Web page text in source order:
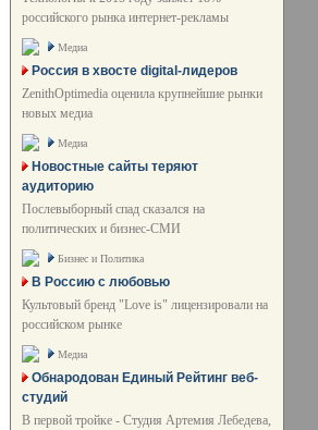
российского рынка интернет-рекламы
Медиа
Россия в хвосте digital-лидеров
ZenithOptimedia оценила крупнейшие рынки
новых медиа
Медиа
Новостные сайты теряют
аудиторию
Послевыборный спад сказался на
политических и бизнес-СМИ
Бизнес и Политика
В Россию с любовью
Культовый бренд "Love is" лицензировали на
российском рынке
Медиа
Обнародован Единый Рейтинг веб-
студий
В первой тройке - Студия Артемия Лебедева,